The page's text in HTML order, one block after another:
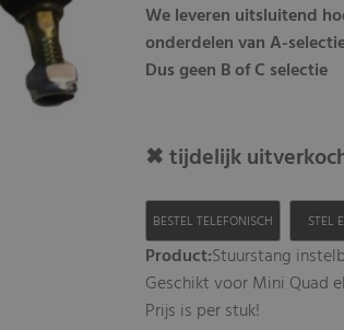
We leveren uitsluitend
onderdelen van A-
Dus geen B of C selectie
✖ tijdelijk
BESTEL TELEFONISCH STEL
Product:Stuurstang
Geschikt voor Mini Quad
Prijs is per stuk!